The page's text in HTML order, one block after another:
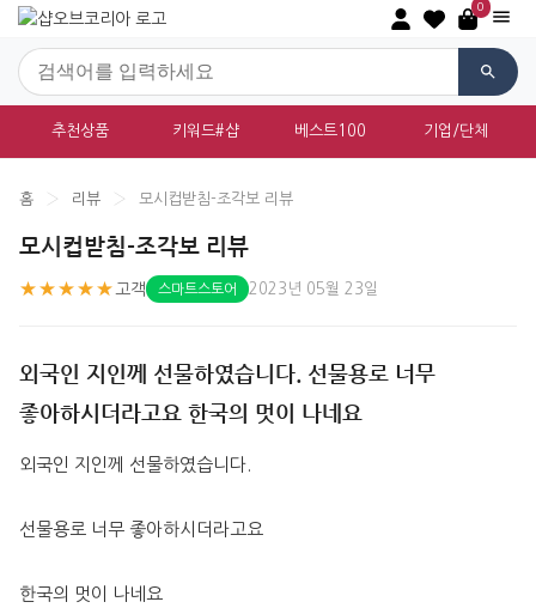
0
추천상품 키워드#샵 베스트100 기업/단체
홈 › 리뷰 › 모시컵받침-조각보 리뷰
모시컵받침-조각보 리뷰
★★★★★ 고객 스마트스토어 2023년 05월 23일
외국인 지인께 선물하였습니다. 선물용로 너무
좋아하시더라고요 한국의 멋이 나네요
외국인 지인께 선물하였습니다.
선물용로 너무 좋아하시더라고요
한국의 멋이 나네요